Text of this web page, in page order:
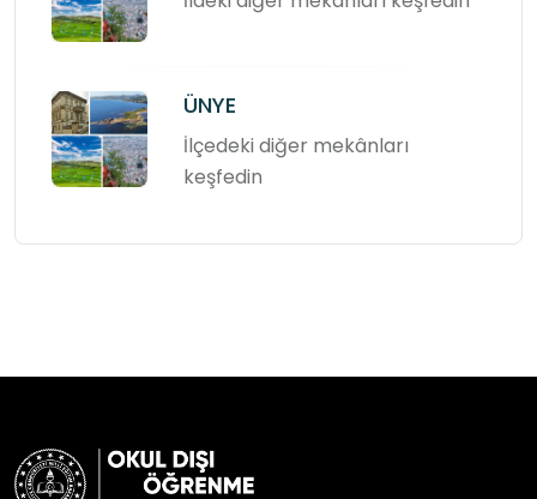
ÜNYE
İlçedeki diğer mekânları
keşfedin